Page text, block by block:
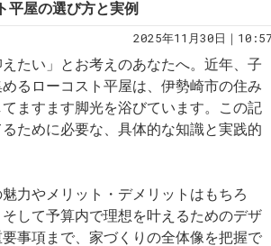
平屋の選び方と実例
2025年11月30日｜10:57
たい」とお考えのあなたへ。近年、子
るローコスト平屋は、伊勢崎市の住み
ますます脚光を浴びています。この記
ために必要な、具体的な知識と実践的
力やメリット・デメリットはもちろ
して予算内で理想を叶えるためのデザ
事項まで、家づくりの全体像を把握で